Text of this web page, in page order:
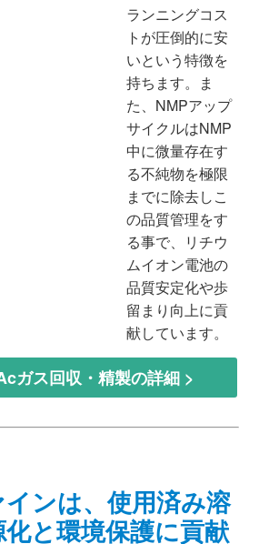
ランニングコス
トが圧倒的に安
いという特徴を
持ちます。ま
た、NMPアップ
サイクルはNMP
中に微量存在す
る不純物を極限
までに除去しこ
の品質管理をす
る事で、リチウ
ムイオン電池の
品質安定化や歩
留まり向上に貢
献しています。
ガス回収・精製の詳細 >
ンは、使用済み溶
と環境保護に貢献